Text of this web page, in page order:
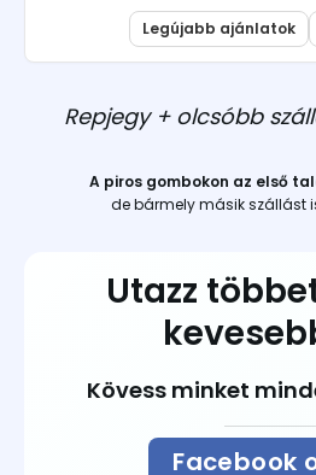
Legújabb ajánlatok
Repjegy + olcsóbb
A piros gombokon az első
de bármely másik szállást
Utazz
Kövess minket
Facebook